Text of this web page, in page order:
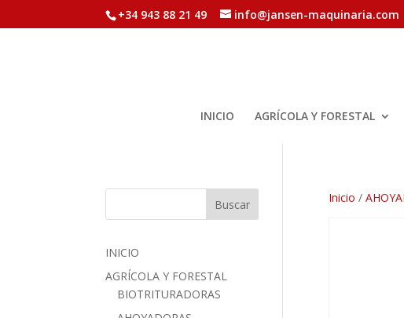
+34 943 88 21 49 info@jansen-maquinaria.com
INICIO AGRÍCOLA Y FORESTAL
Inicio /
Buscar
INICIO
AGRÍCOLA Y FORESTAL
BIOTRITURADORAS